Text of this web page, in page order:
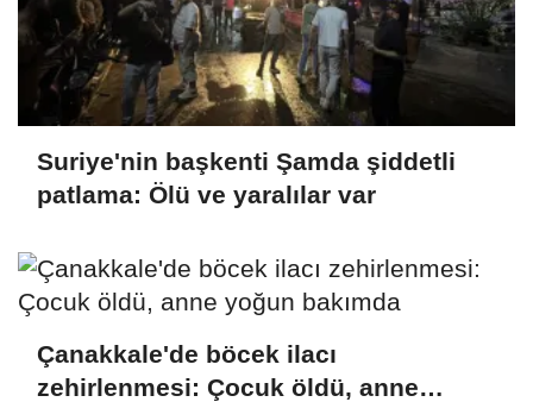
Suriye'nin başkenti Şamda şiddetli
patlama: Ölü ve yaralılar var
Çanakkale'de böcek ilacı
zehirlenmesi: Çocuk öldü, anne